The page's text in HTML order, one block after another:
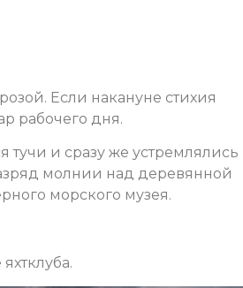
Если накануне стихия
рабочего дня.
и сразу же устремлялись
молнии над деревянной
морского музея.